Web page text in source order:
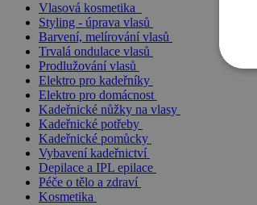
Vlasová kosmetika
Styling - úprava vlasů
Barvení, melírování vlasů
Trvalá ondulace vlasů
Prodlužování vlasů
Elektro pro kadeřníky
Elektro pro domácnost
Kadeřnické nůžky na vlasy
Kadeřnické potřeby
Kadeřnické pomůcky
Vybavení kadeřnictví
Depilace a IPL epilace
Péče o tělo a zdraví
Kosmetika